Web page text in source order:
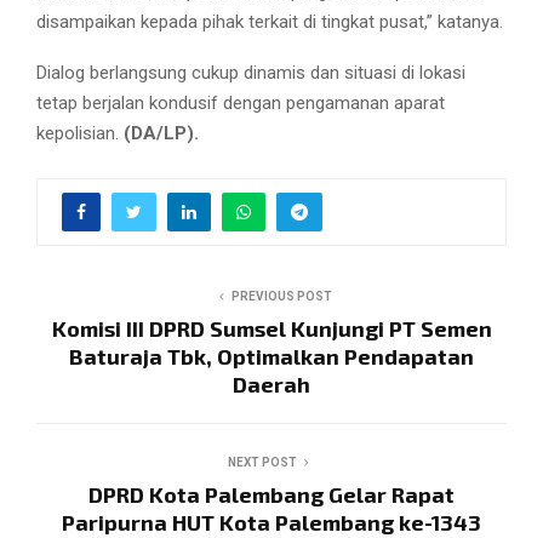
disampaikan kepada pihak terkait di tingkat pusat,” katanya.
Dialog berlangsung cukup dinamis dan situasi di lokasi
tetap berjalan kondusif dengan pengamanan aparat
kepolisian. (DA/LP).
PREVIOUS POST
Komisi III DPRD Sumsel Kunjungi PT Semen
Baturaja Tbk, Optimalkan Pendapatan
Daerah
NEXT POST
DPRD Kota Palembang Gelar Rapat
Paripurna HUT Kota Palembang ke-1343